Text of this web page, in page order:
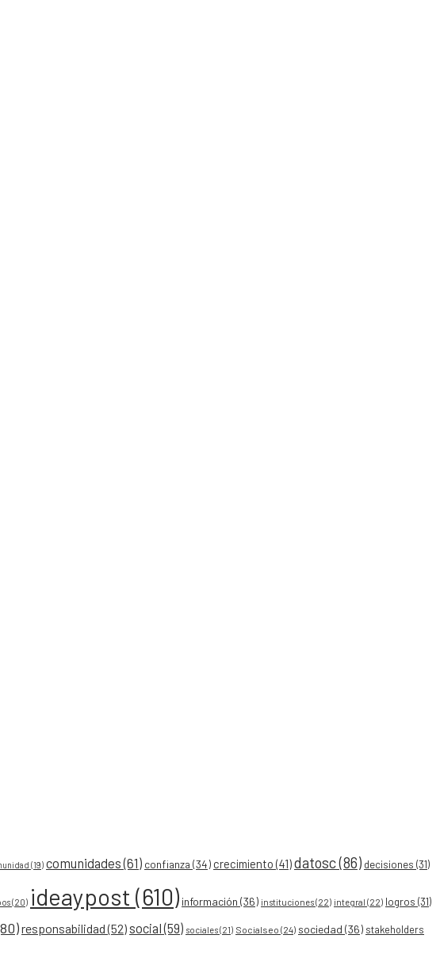
(19) comunidades(61) confianza (34) crecimiento (41)datosc(86) decisiones (31)
(20) ideaypost (610) información (36) instituciones(22) integral (22) logros (31)
responsabilidad(52)social(59) sociales(21) Socialseo (24) sociedad (36) stakeholders